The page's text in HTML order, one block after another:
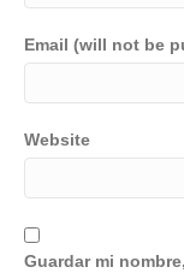
Email (will not be
Website
Guardar mi